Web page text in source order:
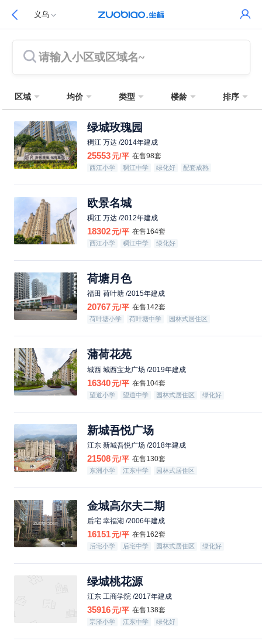
义乌
请输入小区或区域名~
区域 均价 类型 楼龄 排序
绿城玫瑰园
稠江 万达 /2014年建成
25553元/平 在售98套
西江小学 稠江中学 绿化好 配套成熟
欧景名城
稠江 万达 /2012年建成
18302元/平 在售164套
西江小学 稠江中学 绿化好
荷塘月色
福田 荷叶塘 /2015年建成
20767元/平 在售142套
荷叶塘小学 荷叶塘中学
园林式居住区
蒲荷花苑
城西 城西宝龙广场 /2019年建成
16340元/平 在售104套
望道小学 望道中学 园林式居住区 绿化好
新城吾悦广场
江东 新城吾悦广场 /2018年建成
21508元/平 在售130套
东洲小学 江东中学 园林式居住区
金城高尔夫二期
后宅 幸福湖 /2006年建成
16151元/平 在售162套
后宅小学 后宅中学 园林式居住区 绿化好
绿城桃花源
江东 工商学院 /2017年建成
35916元/平 在售138套
宗泽小学 江东中学 绿化好